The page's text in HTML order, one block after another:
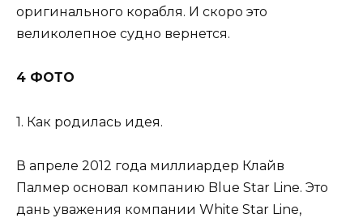
оригинального корабля. И скоро это
великолепное судно вернется.
4 ФОТО
1. Как родилась идея.
В апреле 2012 года миллиардер Клайв
Палмер основал компанию Blue Star Line. Это
дань уважения компании White Star Line,